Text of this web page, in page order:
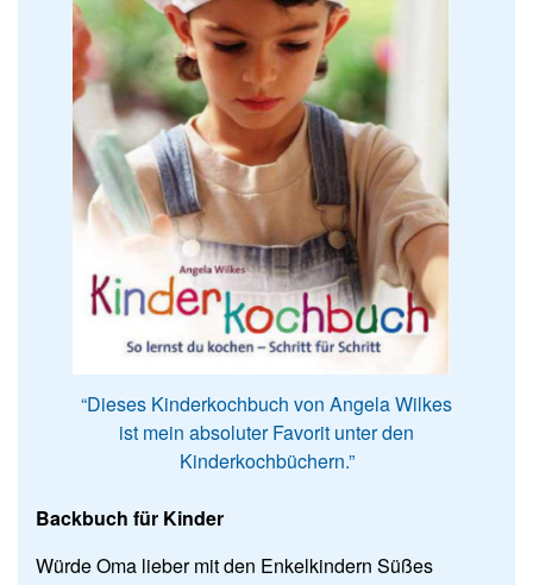
“Dieses Kinderkochbuch von Angela Wilkes
ist mein absoluter Favorit unter den
Kinderkochbüchern.”
Backbuch für Kinder
Würde Oma lieber mit den Enkelkindern Süßes